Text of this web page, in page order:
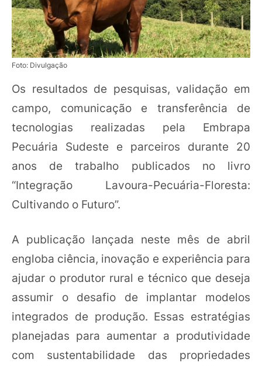
Foto: Divulgação
Os resultados de pesquisas, validação em
campo, comunicação e transferência de
tecnologias realizadas pela Embrapa
Pecuária Sudeste e parceiros durante 20
anos de trabalho publicados no livro
“Integração Lavoura-Pecuária-Floresta:
Cultivando o Futuro”.
A publicação lançada neste mês de abril
engloba ciência, inovação e experiência para
ajudar o produtor rural e técnico que deseja
assumir o desafio de implantar modelos
integrados de produção. Essas estratégias
planejadas para aumentar a produtividade
com sustentabilidade das propriedades